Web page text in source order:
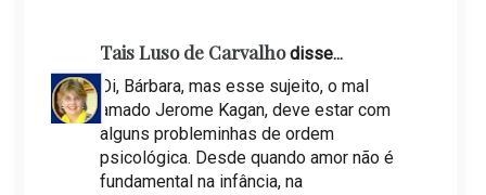
Tais Luso de Carvalhodisse...
Oi, Bárbara, mas esse sujeito, o mal
amado Jerome Kagan, deve estar com
alguns probleminhas de ordem
psicológica. Desde quando amor não é
fundamental na infância, na